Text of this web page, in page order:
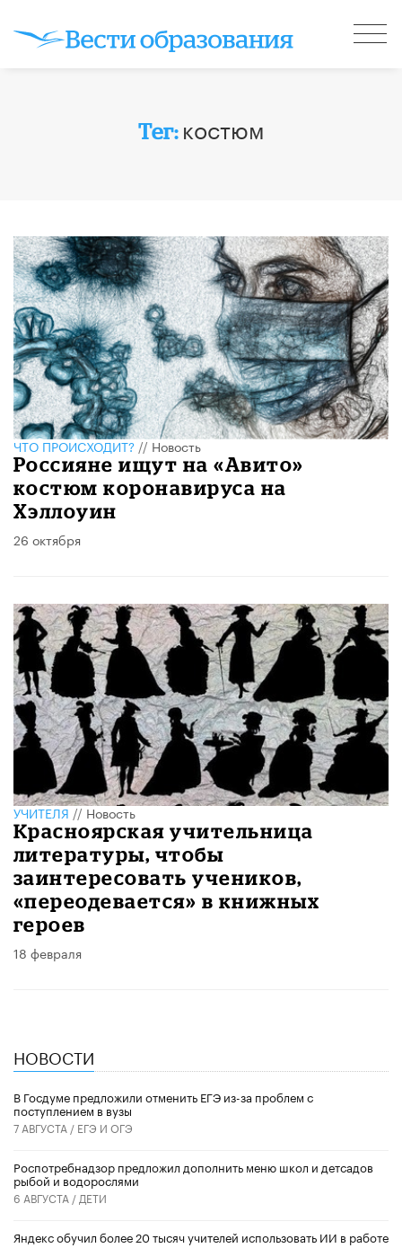
Тег: костюм
ЧТО ПРОИСХОДИТ?//Новость
Россияне ищут на «Авито»
костюм коронавируса на
Хэллоуин
26 октября
УЧИТЕЛЯ//Новость
Красноярская учительница
литературы, чтобы
заинтересовать учеников,
«переодевается» в книжных
героев
18 февраля
НОВОСТИ
В Госдуме предложили отменить ЕГЭ из-за проблем с
поступлением в вузы
7 АВГУСТА / ЕГЭ И ОГЭ
Роспотребнадзор предложил дополнить меню школ и детсадов
рыбой и водорослями
6 АВГУСТА / ДЕТИ
​Яндекс обучил более 20 тысяч учителей использовать ИИ в работе